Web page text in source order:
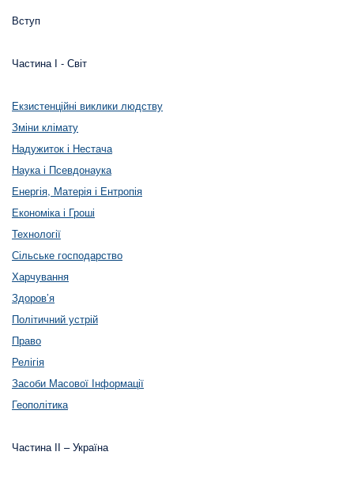
Вступ
Частина І - Світ
Екзистенційні виклики людству
Зміни клімату
Надужиток і Нестача
Наука і Псевдонаука
Енергія, Матерія і Ентропія
Економіка і Гроші
Технології
Сільське господарство
Харчування
Здоров’я
Політичний устрій
Право
Релігія
Засоби Масової Інформації
Геополітика
Частина ІІ – Україна